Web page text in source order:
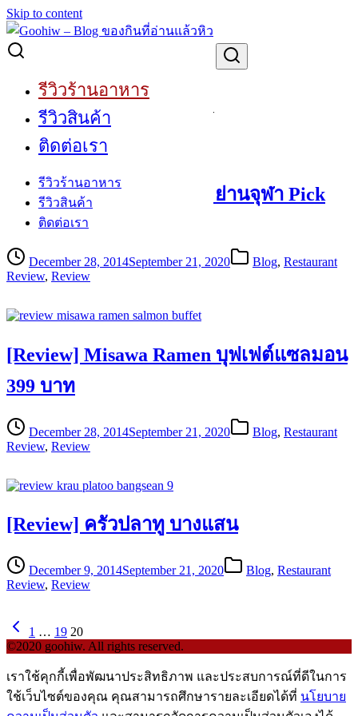
Skip to content
รีวิวร้านอาหาร
รีวิวสินค้า
ติดต่อเรา
รีวิวร้านอาหาร
รีวิวสินค้า
ติดต่อเรา
Search for:
Restaurant Review
[Review] ไอศกรีมบุฟเฟต์ ย่านจุฬา Pick
me Gelato
December 28, 2014September 21, 2020 Blog, Restaurant
Review, Review
[Review] Misawa Ramen บุฟเฟต์แซลมอน
399 บาท
December 28, 2014September 21, 2020 Blog, Restaurant
Review, Review
[Review] ครัวปลาทู บางแสน
December 9, 2014September 21, 2020 Blog, Restaurant
Review, Review
1 … 19 20
©2020 goohiw. All rights reserved.
เราใช้คุกกี้เพื่อพัฒนาประสิทธิภาพ และประสบการณ์ที่ดีในการ
ใช้เว็บไซต์ของคุณ คุณสามารถศึกษารายละเอียดได้ที่ นโยบาย